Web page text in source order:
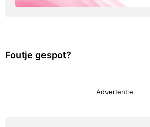
Foutje gespot?
Advertentie